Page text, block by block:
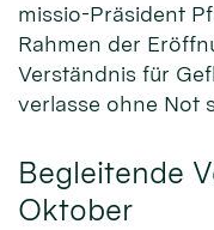
missio-Präsident
Rahmen der
Verständnis für
verlasse ohne Not
Begleitende
Oktober